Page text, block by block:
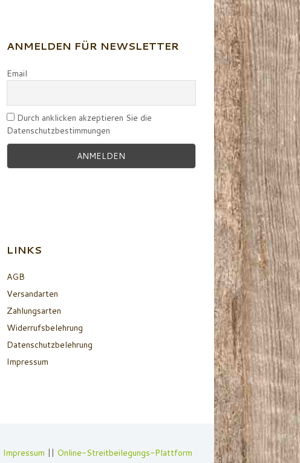
ANMELDEN FÜR NEWSLETTER
Email
Durch anklicken akzeptieren Sie die
Datenschutzbestimmungen
LINKS
AGB
Versandarten
Zahlungsarten
Widerrufsbelehrung
Datenschutzbelehrung
Impressum
Impressum || Online-Streitbeilegungs-Plattform